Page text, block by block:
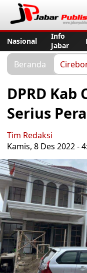
Nasional
Info
Jabar
Beranda
DPRD Kab
Serius
Tim Redaksi
Kamis, 8 Des 2022 -